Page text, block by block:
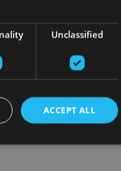
Unclassified
ACCEPT ALL